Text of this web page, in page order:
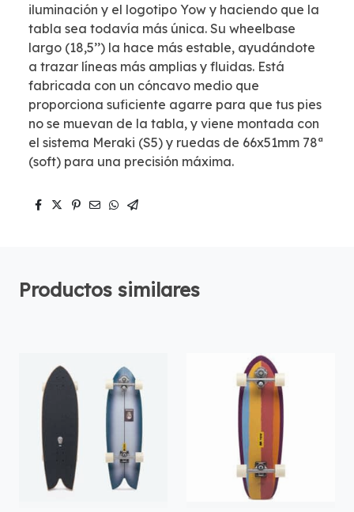
iluminación y el logotipo Yow y haciendo que la
tabla sea todavía más única. Su wheelbase
largo (18,5’’) la hace más estable, ayudándote
a trazar líneas más amplias y fluidas. Está
fabricada con un cóncavo medio que
proporciona suficiente agarre para que tus pies
no se muevan de la tabla, y viene montada con
el sistema Meraki (S5) y ruedas de 66x51mm 78ª
(soft) para una precisión máxima.
Productos similares